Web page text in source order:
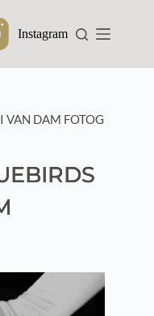
Instagram
VAN DAM FOTOG